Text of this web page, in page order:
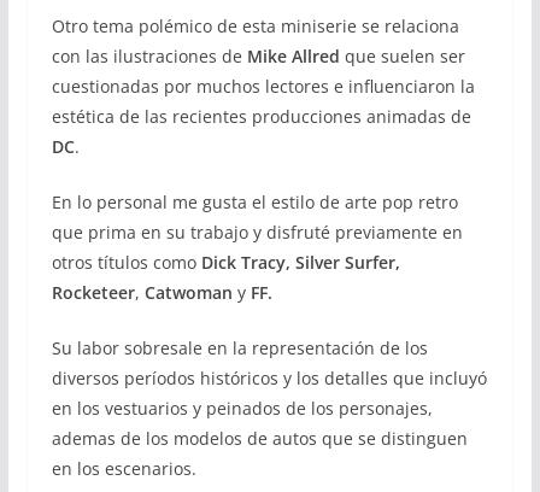
Otro tema polémico de esta miniserie se relaciona
con las ilustraciones de Mike Allred que suelen ser
cuestionadas por muchos lectores e influenciaron la
estética de las recientes producciones animadas de
DC.
En lo personal me gusta el estilo de arte pop retro
que prima en su trabajo y disfruté previamente en
otros títulos como Dick Tracy, Silver Surfer,
Rocketeer, Catwoman y FF.
Su labor sobresale en la representación de los
diversos períodos históricos y los detalles que incluyó
en los vestuarios y peinados de los personajes,
ademas de los modelos de autos que se distinguen
en los escenarios.